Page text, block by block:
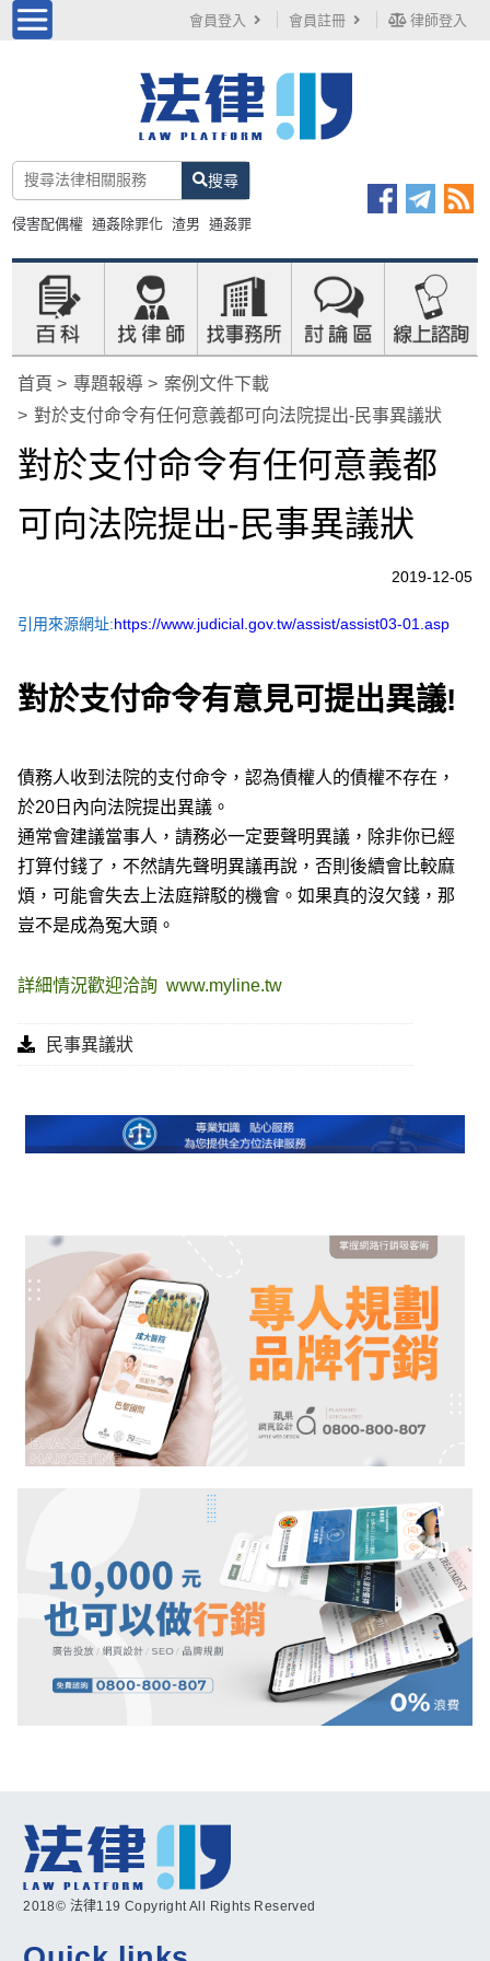
會員登入 會員註冊 律師登入
搜尋
侵害配偶權 通姦除罪化 渣男 通姦罪
首頁 專題報導
案例文件下載
對於支付命令有任何意義都可向法院提出-民事異議狀
對於支付命令有任何意義都
可向法院提出-民事異議狀
2019-12-05
引用來源網址:https://www.judicial.gov.tw/assist/assist03-01.asp
對於支付命令有意見可提出異議!
債務人收到法院的支付命令，認為債權人的債權不存在，
於20日內向法院提出異議。
通常會建議當事人，請務必一定要聲明異議，除非你已經
打算付錢了，不然請先聲明異議再說，否則後續會比較麻
煩，可能會失去上法庭辯駁的機會。如果真的沒欠錢，那
豈不是成為冤大頭。
詳細情況歡迎洽詢www.myline.tw
民事異議狀
2018© 法律119 Copyright All Rights Reserved